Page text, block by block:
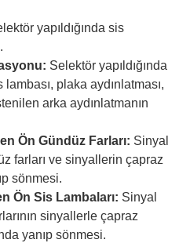
yapıldığında sis
Selektör yapıldığında
plaka aydınlatması,
arka aydınlatmanın
Ön Gündüz Farları: Sinyal
farları ve sinyallerin çapraz
sönmesi.
Ön Sis Lambaları: Sinyal
sinyallerle çapraz
yanıp sönmesi.